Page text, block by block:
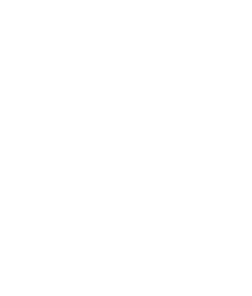
公司、中山市天图精细化
东信鹏化工实业有 限公司
戴树林、林彬、李润苗、
试验方法、检验规则、标
文件中的内容通过文中
计划 GB/T14449气雾剂
化妆品安全技术规范（
语和定义 GB/